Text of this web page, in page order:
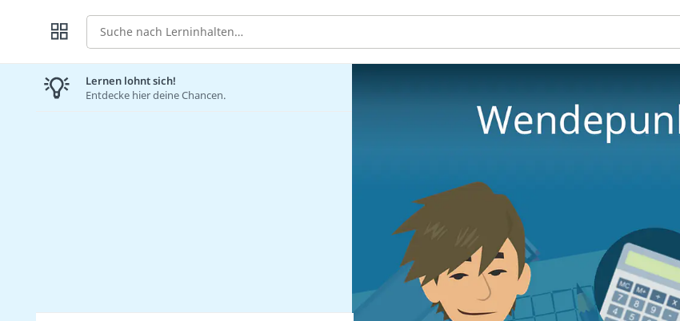
Suche
Lernen lohnt sich!
Entdecke hier deine Chancen.